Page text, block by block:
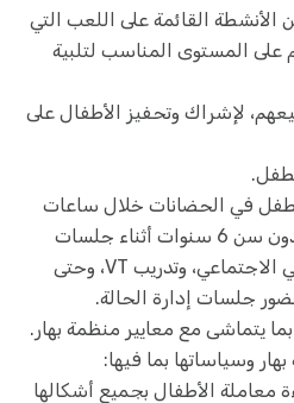
القائمة على اللعب التي
على المستوى المناسب لتلبية
لإشراك وتحفيز الأطفال على
في الحضانات خلال ساعات
العمل لرعاية أطفال النساء دون سن 6 سنوات أثناء جلسات
الأبوة والأمومة والدعم النفسي الاجتماعي، وتدريب VT، وحتى
جلسات إدارة الحالة.
يتماشى مع معايير منظمة بهار.
وسياساتها بما فيها:
الأطفال بجميع أشكالها